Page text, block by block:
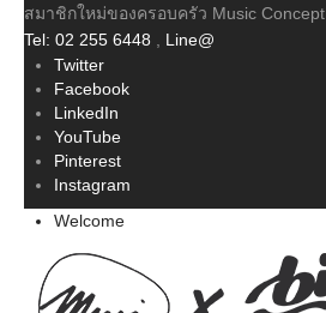
สมาชิกใหม่ของครอบครัว Music Concept
Tel: 02 255 6448
Line@
Twitter
Facebook
LinkedIn
YouTube
Pinterest
Instagram
Welcome